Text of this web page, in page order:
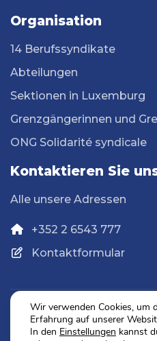
Organisation
14 Berufssyndikate
Abteilungen
Sektionen in Luxemburg
Grenzgängerinnen und
ONG Solidarité syndicale
Kontaktieren Sie
Alle unsere Adressen
+352 2 6543 777
Kontaktformular
Wir verwenden Cookies, um
Erfahrung auf unserer
In den Einstellungen kannst